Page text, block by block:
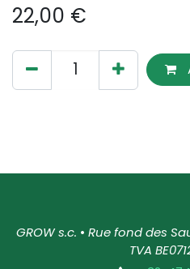
22,00 €
GROW s.c. • Rue fond des
TVA